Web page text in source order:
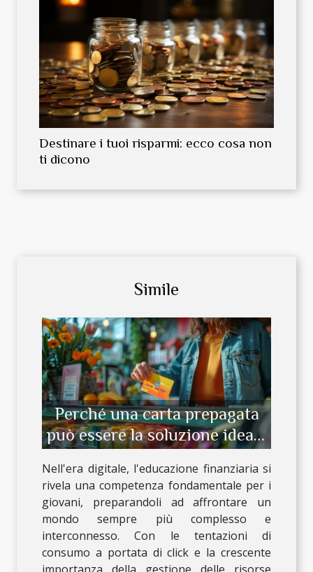
Destinare i tuoi risparmi: ecco cosa non
ti dicono
Simile
Perché una carta prepagata
può essere la soluzione ideale
per l'educazione finanziaria
dei giovani
Nell'era digitale, l'educazione finanziaria si
rivela una competenza fondamentale per i
giovani, preparandoli ad affrontare un
mondo sempre più complesso e
interconnesso. Con le tentazioni di
consumo a portata di click e la crescente
importanza della gestione delle risorse